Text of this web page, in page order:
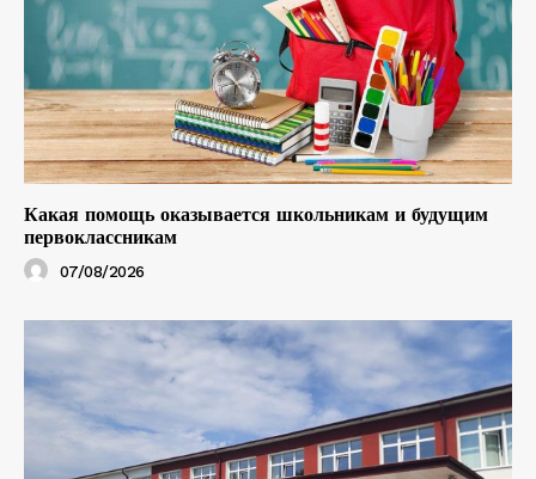
Какая помощь оказывается школьникам и будущим
первоклассникам
07/08/2026